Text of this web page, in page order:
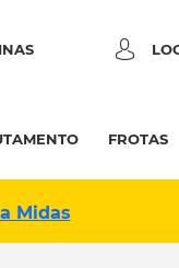
FROTAS
Midas